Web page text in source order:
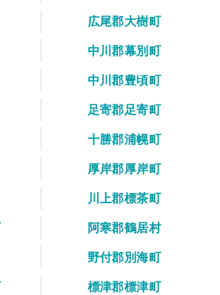
広尾郡大樹町
中川郡幕別町
中川郡豊頃町
足寄郡足寄町
十勝郡浦幌町
厚岸郡厚岸町
川上郡標茶町
阿寒郡鶴居村
野付郡別海町
標津郡標津町